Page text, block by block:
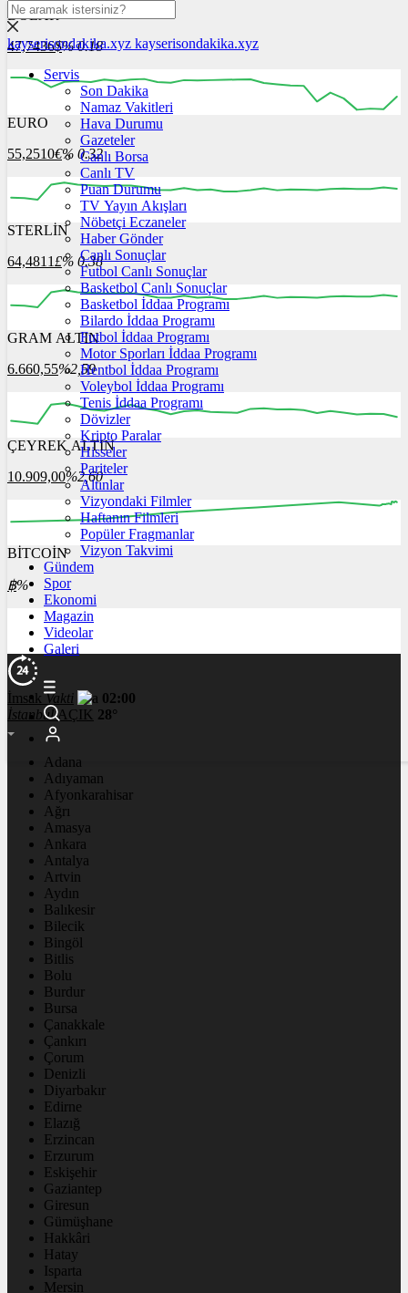
DOLAR
47,7436$% 0.18
12:00 13:00 14:00
EURO
55,2510€% 0.32
12:00 13:00 14:00
STERLİN
64,4811£% 0.38
12:00 13:00 14:00
GRAM ALTIN
6.660,55%2,59
12:00 13:00
ÇEYREK ALTIN
10.909,00%2,60
00:00 00:00 00:00
BİTCOİN
฿%
kayserisondakika.xyz kayserisondakika.xyz
Servis
Son Dakika
Namaz Vakitleri
Hava Durumu
Gazeteler
Canlı Borsa
Canlı TV
Puan Durumu
TV Yayın Akışları
Nöbetçi Eczaneler
Haber Gönder
Canlı Sonuçlar
Futbol Canlı Sonuçlar
Basketbol Canlı Sonuçlar
Basketbol İddaa Programı
Bilardo İddaa Programı
Futbol İddaa Programı
Motor Sporları İddaa Programı
Hentbol İddaa Programı
Voleybol İddaa Programı
Tenis İddaa Programı
Dövizler
Kripto Paralar
Hisseler
Pariteler
Altınlar
Vizyondaki Filmler
Haftanın Filmleri
Popüler Fragmanlar
Vizyon Takvimi
Gündem
Spor
Ekonomi
Magazin
Videolar
Galeri
İmsakVakti
02:00
İstanbul AÇIK 28°
Adana
Adıyaman
Afyonkarahisar
Ağrı
Amasya
Ankara
Antalya
Artvin
Aydın
Balıkesir
Bilecik
Bingöl
Bitlis
Bolu
Burdur
Bursa
Çanakkale
Çankırı
Çorum
Denizli
Diyarbakır
Edirne
Elazığ
Erzincan
Erzurum
Eskişehir
Gaziantep
Giresun
Gümüşhane
Hakkâri
Hatay
Isparta
Mersin